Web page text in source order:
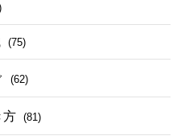
(75)
(62)
方 (81)